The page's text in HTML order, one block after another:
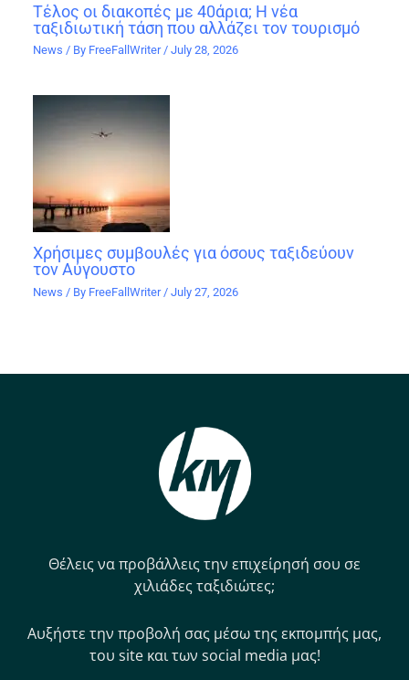
Τέλος οι διακοπές με 40άρια; Η νέα
ταξιδιωτική τάση που αλλάζει τον τουρισμό
News / By FreeFallWriter/July 28, 2026
Χρήσιμες συμβουλές για όσους ταξιδεύουν
τον Αύγουστο
News / By FreeFallWriter /July 27, 2026
Θέλεις να προβάλλεις την επιχείρησή σου σε
χιλιάδες ταξιδιώτες;
Αυξήστε την προβολή σας μέσω της εκπομπής μας,
του site και των social media μας!